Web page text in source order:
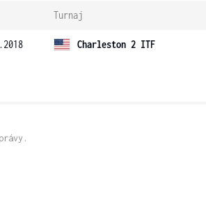
Turnaj
Charleston 2 ITF